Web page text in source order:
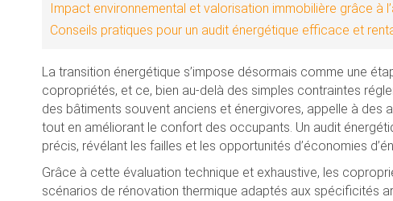
Impact environnemental et valorisation immobilière grâce à
Conseils pratiques pour un audit énergétique efficace et
La transition énergétique s’impose désormais comme une
copropriétés, et ce, bien au-delà des simples contraintes
des bâtiments souvent anciens et énergivores, appelle à des
tout en améliorant le confort des occupants. Un audit
précis, révélant les failles et les opportunités d’économies
Grâce à cette évaluation technique et exhaustive, les
scénarios de rénovation thermique adaptés aux spécificités